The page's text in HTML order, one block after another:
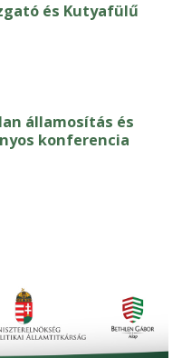
és Kutyafülű
államosítás és
konferencia